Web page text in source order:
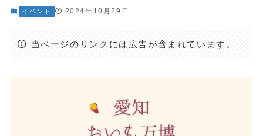
イベント 2024年10月29日
当ページのリンクには広告が含まれています。